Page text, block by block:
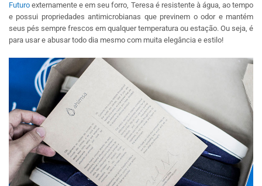
Futuro externamente e em seu forro, Teresa é resistente à água, ao tempo
e possui propriedades antimicrobianas que previnem o odor e mantém
seus pés sempre frescos em qualquer temperatura ou estação. Ou seja, é
para usar e abusar todo dia mesmo com muita elegância e estilo!